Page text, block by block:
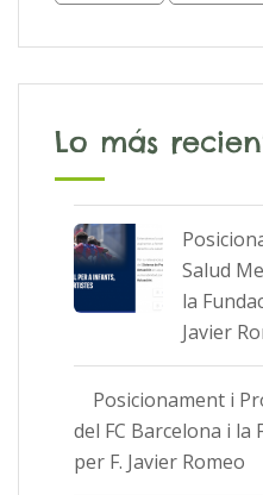
Lo más
Salud
la
Javier
Posicionament i
del FC Barcelona i la
per F. Javier Romeo